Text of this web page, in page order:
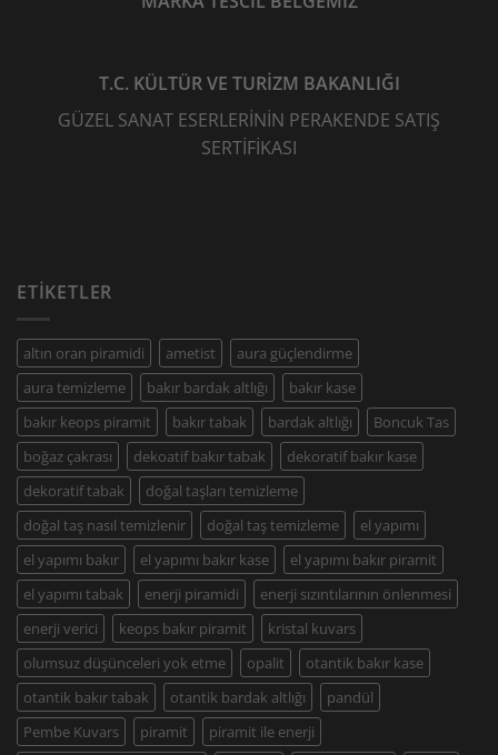
T.C. KÜLTÜR VE TURİZM BAKANLIĞI
GÜZEL SANAT ESERLERİNİN PERAKENDE SATIŞ
SERTİFİKASI
ETIKETLER
altın oran piramidi ametist
aura güçlendirme
aura temizleme
bakır bardak altlığı
bakır kase
bakır keops piramit
bakır tabak bardak altlığı
Boncuk Tas
boğaz çakrası
dekoatif bakır tabak
dekoratif bakır kase
dekoratif tabak
doğal taşları temizleme
doğal taş nasıl temizlenir
doğal taş temizleme
el yapımı
el yapımı bakır
el yapımı bakır kase
el yapımı bakır piramit
el yapımı tabak
enerji piramidi
enerji sızıntılarının önlenmesi
enerji verici
keops bakır piramit
kristal kuvars
olumsuz düşünceleri yok etme
opalit
otantik bakır kase
otantik bakır tabak
otantik bardak altlığı
pandül
Pembe Kuvars
piramit
piramit ile enerji